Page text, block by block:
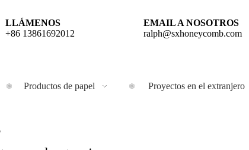
LLÁMENOS
+86 13861692012
EMAIL A NOSOTROS
ralph@sxhoneycomb.com
Productos de papel Proyectos en el extranjero